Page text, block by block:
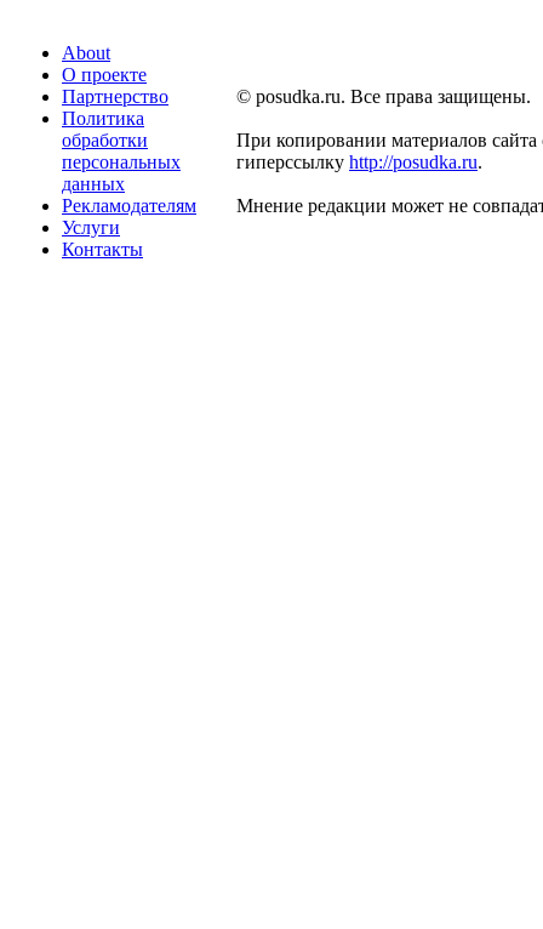
About
О проекте
Партнерство
Политика
обработки
персональных
данных
Рекламодателям
Услуги
Контакты
© posudka.ru. Все права защищены.
При копировании материалов сайта
гиперссылку http://posudka.ru.
Мнение редакции может не